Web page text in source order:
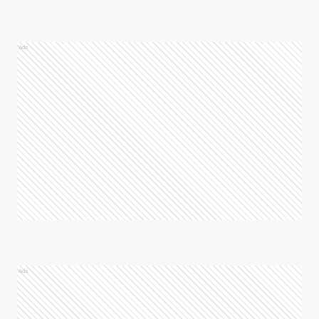
Ads
Ads